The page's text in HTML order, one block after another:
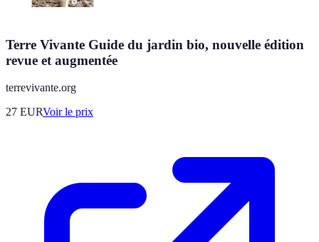
Terre Vivante Guide du jardin bio, nouvelle édition
revue et augmentée
terrevivante.org
27 EURVoir le prix